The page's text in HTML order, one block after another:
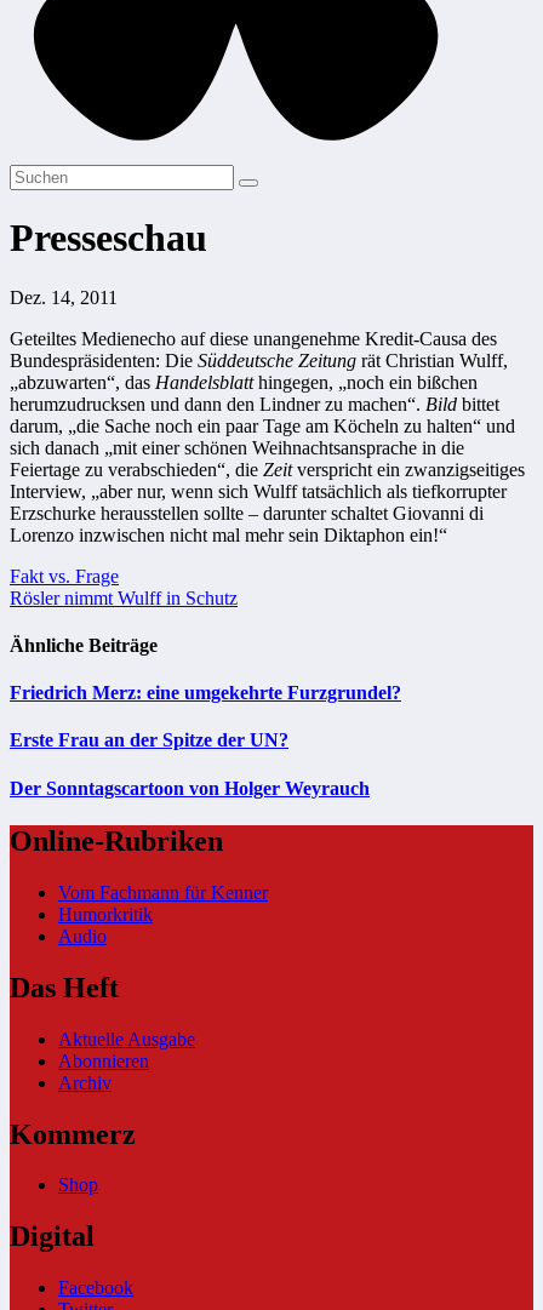
Presseschau
Dez. 14, 2011
Geteiltes Medienecho auf diese unangenehme Kredit-Causa des
Bundespräsidenten: Die Süddeutsche Zeitung rät Christian Wulff,
„abzuwarten“, das Handelsblatthingegen, „noch ein bißchen
herumzudrucksen und dann den Lindner zu machen“. Bild bittet
darum, „die Sache noch ein paar Tage am Köcheln zu halten“ und
sich danach „mit einer schönen Weihnachtsansprache in die
Feiertage zu verabschieden“, die Zeitverspricht ein zwanzigseitiges
Interview, „aber nur, wenn sich Wulff tatsächlich als tiefkorrupter
Erzschurke herausstellen sollte – darunter schaltet Giovanni di
Lorenzo inzwischen nicht mal mehr sein Diktaphon ein!“
Beitragsnavigation
Fakt vs. Frage
Rösler nimmt Wulff in Schutz
Ähnliche Beiträge
Friedrich Merz: eine umgekehrte Furzgrundel?
Erste Frau an der Spitze der UN?
Der Sonntagscartoon von Holger Weyrauch
Online-Rubriken
Vom Fachmann für Kenner
Humorkritik
Audio
Das Heft
Aktuelle Ausgabe
Abonnieren
Archiv
Kommerz
Shop
Digital
Facebook